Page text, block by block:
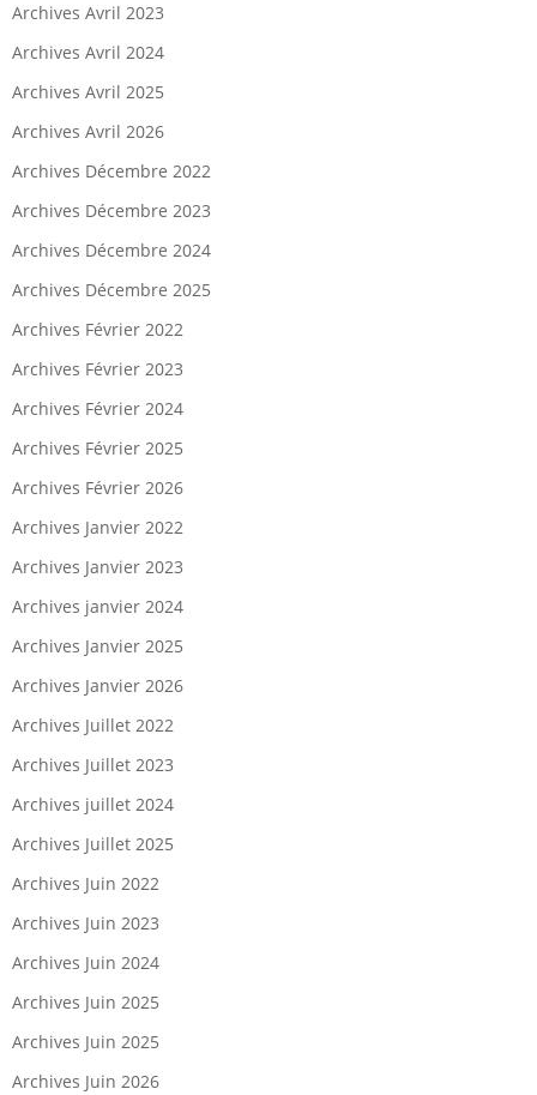
Archives Avril 2023
Archives Avril 2024
Archives Avril 2025
Archives Avril 2026
Archives Décembre 2022
Archives Décembre 2023
Archives Décembre 2024
Archives Décembre 2025
Archives Février 2022
Archives Février 2023
Archives Février 2024
Archives Février 2025
Archives Février 2026
Archives Janvier 2022
Archives Janvier 2023
Archives janvier 2024
Archives Janvier 2025
Archives Janvier 2026
Archives Juillet 2022
Archives Juillet 2023
Archives juillet 2024
Archives Juillet 2025
Archives Juin 2022
Archives Juin 2023
Archives Juin 2024
Archives Juin 2025
Archives Juin 2025
Archives Juin 2026